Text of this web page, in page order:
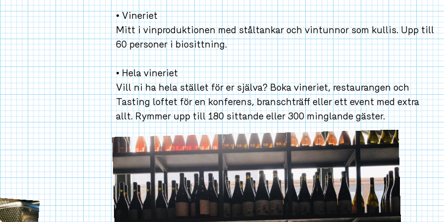
• Vineriet
Mitt i vinproduktionen med ståltankar och vintunnor som kullis. Upp
till 60 personer i biosittning.
• Hela vineriet
Vill ni ha hela stället för er själva? Boka vineriet, restaurangen och
Tasting loftet för en konferens, branschträff eller ett event med extra
allt. Rymmer upp till 180 sittande eller 300 minglande gäster.
VILL DU GÅ MED I VÅR
SKVALLERKLUBB?
Vi snackar vin, smygsläpp, fester och rykten som bara
rakt ner i glaset. Du får nyhetsbrev som faktiskt är
×